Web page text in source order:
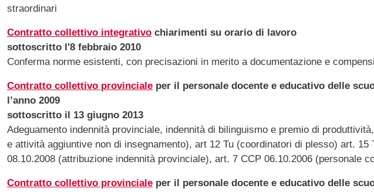
straordinari
Contratto collettivo integrativo chiarimenti su orario di lavoro
sottoscritto l'8 febbraio 2010
Conferma norme esistenti, con precisazioni in merito a documentazione e
Contratto collettivo provinciale per il personale docente e educativo delle
l’anno 2009
sottoscritto il 13 giugno 2013
Adeguamento indennità provinciale, indennità di bilinguismo e premio di
e attività aggiuntive non di insegnamento), art 12 Tu (coordinatori di plesso) art.
08.10.2008 (attribuzione indennità provinciale), art. 7 CCP 06.10.2006 (personale
Contratto collettivo provinciale per il personale docente e educativo delle